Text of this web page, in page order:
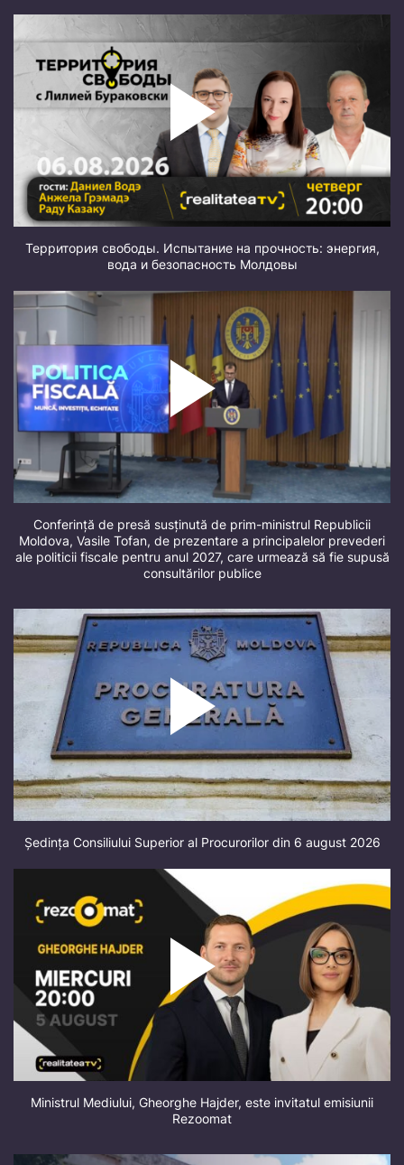
Территория свободы. Испытание на прочность: энергия,
вода и безопасность Молдовы
Conferință de presă susținută de prim-ministrul Republicii
Moldova, Vasile Tofan, de prezentare a principalelor prevederi
ale politicii fiscale pentru anul 2027, care urmează să fie supusă
consultărilor publice
Ședința Consiliului Superior al Procurorilor din 6 august 2026
Ministrul Mediului, Gheorghe Hajder, este invitatul emisiunii
Rezoomat